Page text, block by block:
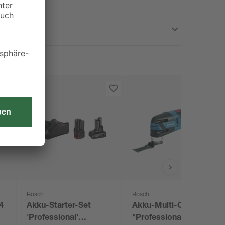
Bosch
Akku-Starter-Set
'Professional'
Bosch
Akku-Multi-Cutter
"Professional" GOP